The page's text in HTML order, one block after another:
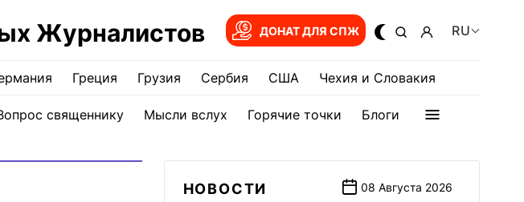
Журналистов ДОНАТ ДЛЯ СПЖ RU
Греция Грузия Сербия США Чехия и Словакия
священнику Мысли вслух Горячие точки Блоги
НОВОСТИ 08 Августа 2026